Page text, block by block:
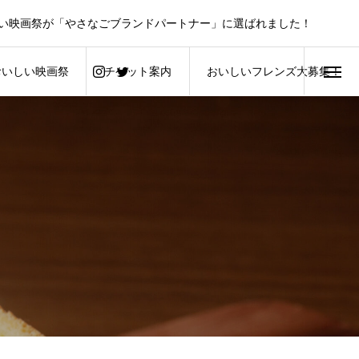
しい映画祭 チケット案内 おいしいフレンズ大募集！
映画祭が「やさなごブランドパートナー」に選ばれました！